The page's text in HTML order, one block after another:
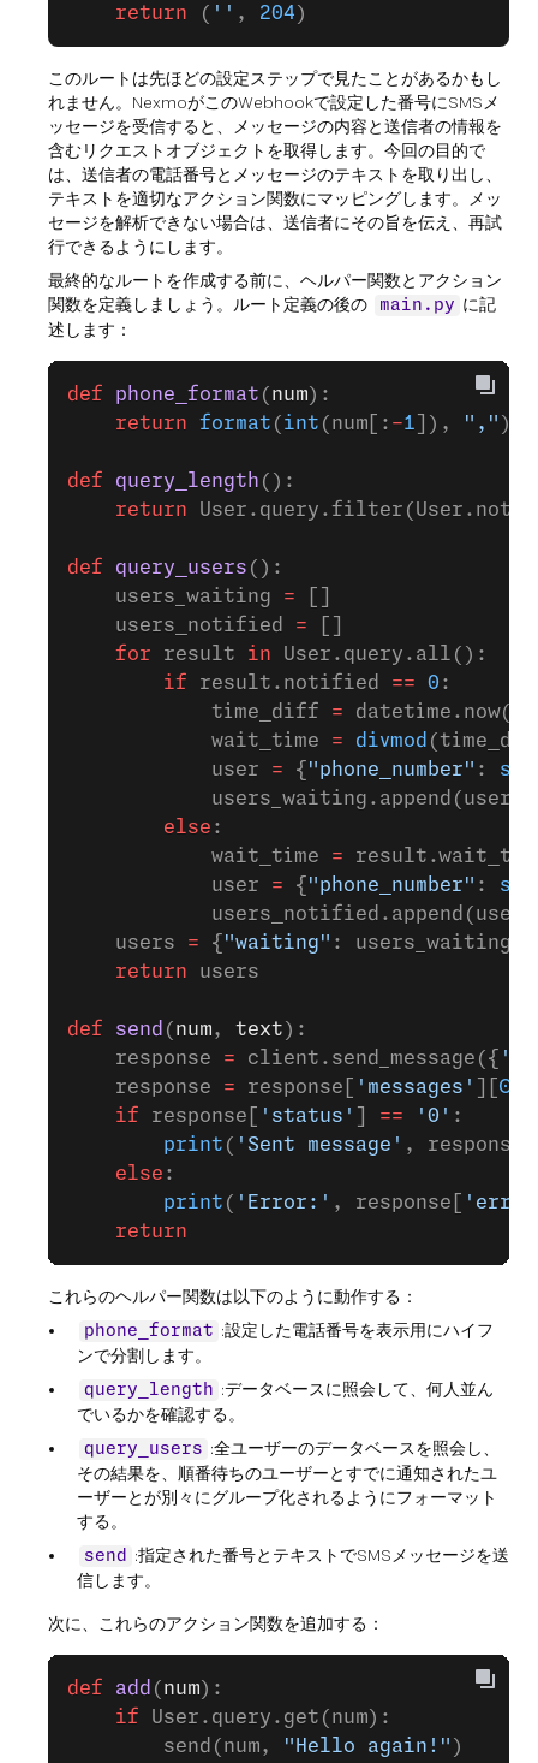
    return
( '' , 204 )
このルートは先ほどの設定ステップで見たことがあるかもし
れません。NexmoがこのWebhookで設定した番号にSMSメ
ッセージを受信すると、メッセージの内容と送信者の情報を
含むリクエストオブジェクトを取得します。今回の目的で
は、送信者の電話番号とメッセージのテキストを取り出し、
テキストを適切なアクション関数にマッピングします。メッ
セージを解析できない場合は、送信者にその旨を伝え、再試
行できるようにします。
最終的なルートを作成する前に、ヘルパー関数とアクション
関数を定義しましょう。ルート定義の後の
main.py に記
述します：
def phone_format ( num
    return
format ( int (num[: -1 ]), ","
def query_length ():
    return
def query_users ():
    users_waiting
=
    users_notified
=
    for
result in User.query.all():
        if
result.notified == 0 :
            time_diff
= datetime.now()
            wait_time
= divmod
            user
= { "phone_number" : str
            users_waiting.append(user)
        else
:
            wait_time
=
            user
= { "phone_number" : str
            users_notified.append(user)
    users
= { "waiting" : users_waiting,
    return
users
def send ( num, text ):
    response
= client.send_message({
    response
= response[ 'messages' 0
    if
response[ 'status' == '0' :
        print
( 'Sent message' , response[
    else
:
        print
( 'Error:' , response[
    return
これらのヘルパー関数は以下のように動作する：
phone_format :設定した電話番号を表示用にハイフ
ンで分割します。
query_length :データベースに照会して、何人並ん
でいるかを確認する。
query_users :全ユーザーのデータベースを照会し、
その結果を、順番待ちのユーザーとすでに通知されたユ
ーザーとが別々にグループ化されるようにフォーマット
する。
send
:指定された番号とテキストでSMSメッセージを送
信します。
次に、これらのアクション関数を追加する：
def add ( num):
    if
User.query.get(num):
        send(num,
"Hello again!" )